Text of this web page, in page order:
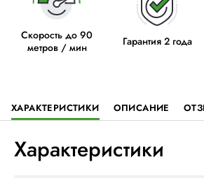
Скорость до 90
метров / мин
Гарантия 2 года
ХАРАКТЕРИСТИКИ ОПИСАНИЕ
Характеристики